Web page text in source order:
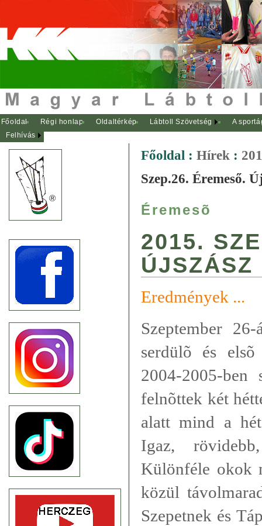
Főoldal Régi honlap Oldaltérkép Lábtoll Szövetség
A
Felhívás
Főoldal : Hírek :
Szep.26. Éremeső.
Éremesõ
2015.
ÚJSZÁSZ
Eredmények ...
Szeptember
serdülõ és
2004-2005-ben
felnõttek két
alatt mind a hét
Igaz,
Különféle okok
közül
Szepetnek és